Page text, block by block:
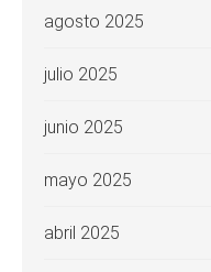
agosto 2025
julio 2025
junio 2025
mayo 2025
abril 2025